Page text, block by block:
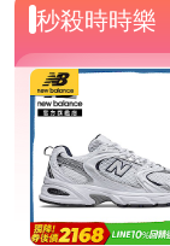
秒殺時時樂